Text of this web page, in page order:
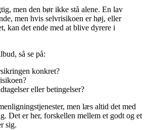
men den bør ikke stå alene. En lav
men hvis selvrisikoen er høj, eller
kan det ende med at blive dyrere i
så se på:
konkret?
eller betingelser?
men læs altid det med
Det er her, forskellen mellem et godt og et
sig.